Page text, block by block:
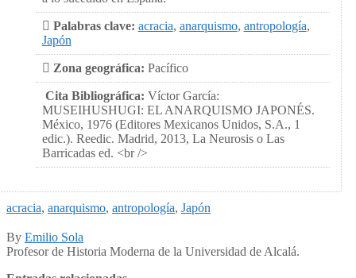
Palabras clave: acracia, anarquismo, antropología,
Japón
Zona geográfica: Pacífico
Cita Bibliográfica: Víctor García:
MUSEIHUSHUGI: EL ANARQUISMO JAPONÉS.
México, 1976 (Editores Mexicanos Unidos, S.A., 1
edic.). Reedic. Madrid, 2013, La Neurosis o Las
Barricadas ed. <br />
acracia, anarquismo, antropología, Japón
By Emilio Sola
Profesor de Historia Moderna de la Universidad de Alcalá.